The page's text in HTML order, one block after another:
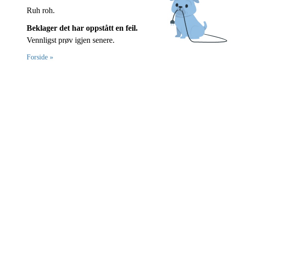
Ruh roh.
Beklager det har oppstått en feil.
Vennligst prøv igjen senere.
Forside »